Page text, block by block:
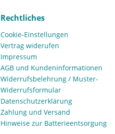
Rechtliches
Cookie-Einstellungen
Vertrag widerufen
Impressum
AGB und Kundeninformationen
Widerrufsbelehrung / Muster-
Widerrufsformular
Datenschutzerklärung
Zahlung und Versand
Hinweise zur Batterieentsorgung